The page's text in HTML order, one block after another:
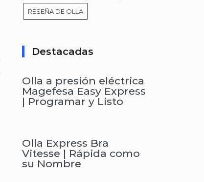
RESEÑA DE OLLA
Destacadas
Olla a presión eléctrica
Magefesa Easy Express
| Programar y Listo
Olla Express Bra
Vitesse | Rápida como
su Nombre